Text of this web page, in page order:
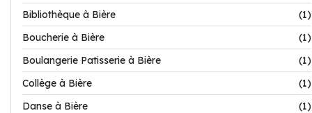
Bibliothèque à Bière
(1)
Boucherie à Bière
(1)
Boulangerie Patisserie à Bière
(1)
Collège à Bière
(1)
Danse à Bière
(1)